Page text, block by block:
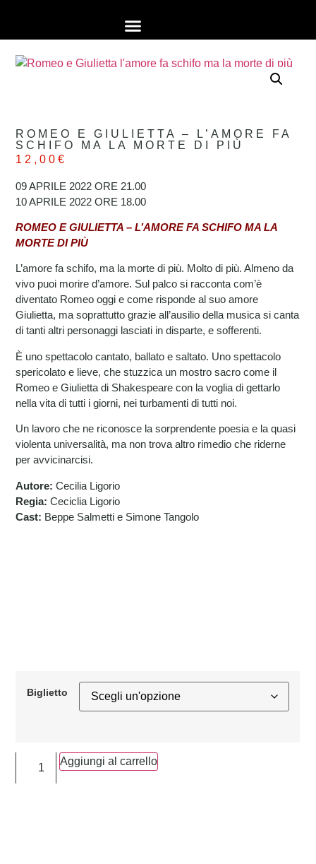
ROMEO E GIULIETTA – L’AMORE FA
SCHIFO MA LA MORTE DI PIÙ
12,00€
09 APRILE 2022 ORE 21.00
10 APRILE 2022 ORE 18.00
ROMEO E GIULIETTA – L’AMORE FA SCHIFO MA LA
MORTE DI PIÙ
L’amore fa schifo, ma la morte di più. Molto di più. Almeno da
vivo puoi morire d’amore. Sul palco si racconta com’è
diventato Romeo oggi e come risponde al suo amore
Giulietta, ma soprattutto grazie all’ausilio della musica si canta
di tanti altri personaggi lasciati in disparte, e sofferenti.
È uno spettacolo cantato, ballato e saltato. Uno spettacolo
spericolato e lieve, che stuzzica un mostro sacro come il
Romeo e Giulietta di Shakespeare con la voglia di gettarlo
nella vita di tutti i giorni, nei turbamenti di tutti noi.
Un lavoro che ne riconosce la sorprendente poesia e la quasi
violenta universalità, ma non trova altro rimedio che riderne
per avvicinarcisi.
Autore: Cecilia Ligorio
Regia: Ceciclia Ligorio
Cast: Beppe Salmetti e Simone Tangolo
Biglietto
Aggiungi al carrello